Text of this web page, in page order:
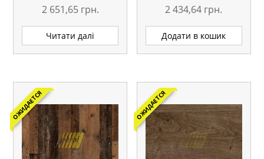
2 651,65 грн.
Читати далі
2 434,64 грн.
Додати в кошик
ОЖИДАЕТСЯ ОЖИДАЕТСЯ